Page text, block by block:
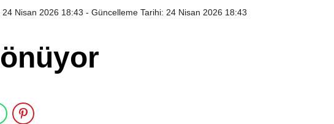
24 Nisan 2026 18:43 - Güncelleme Tarihi: 24 Nisan 2026 18:43